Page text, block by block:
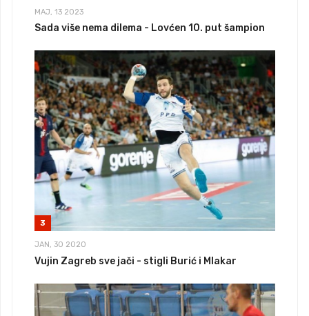
MAJ, 13 2023
Sada više nema dilema - Lovćen 10. put šampion
3
JAN, 30 2020
Vujin Zagreb sve jači - stigli Burić i Mlakar